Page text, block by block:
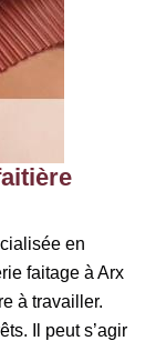
en
faitage à Arx
à travailler.
Il peut s’agir